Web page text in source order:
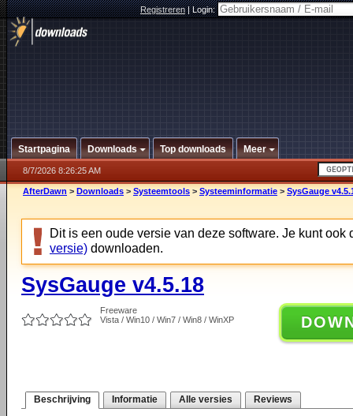
Registreren|Login:
Startpagina Downloads Top downloads Meer
8/7/2026 8:26:25 AM
AfterDawn > Downloads > Systeemtools > Systeeminformatie > SysGauge
Dit is een oude versie van deze software. Je kunt ook
versie) downloaden.
SysGauge v4.5.18
Freeware
Vista / Win10 / Win7 / Win8 / WinXP
Beschrijving Informatie Alle versies Reviews